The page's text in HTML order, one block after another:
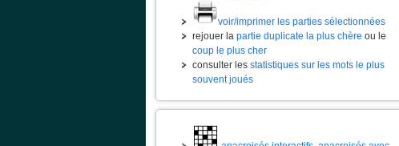
voir/imprimer les parties sélectionnées
rejouer la partie duplicate la plus chère ou le
coup le plus cher
consulter les statistiques sur les mots le plus
souvent joués